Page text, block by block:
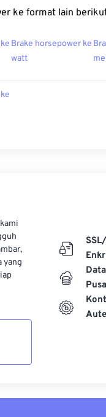
ke format lain
Brake horsepower ke
watt
yang